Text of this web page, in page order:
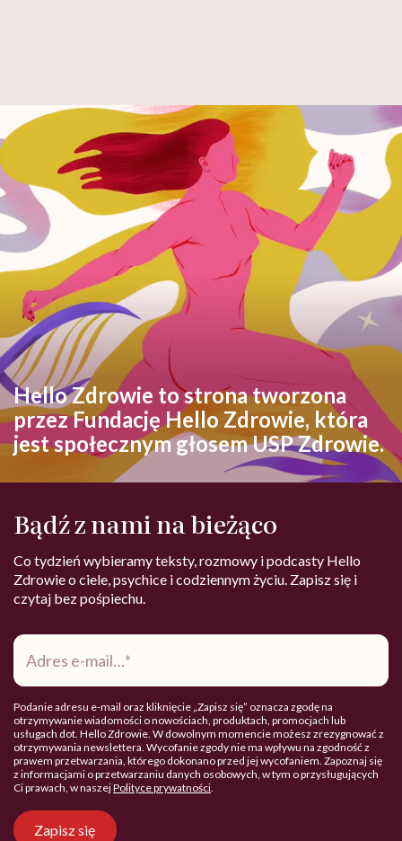
Hello Zdrowie to strona tworzona
przez Fundację Hello Zdrowie, która
jest społecznym głosem USP Zdrowie.
Bądź z nami na bieżąco
Co tydzień wybieramy teksty, rozmowy i podcasty Hello
Zdrowie o ciele, psychice i codziennym życiu. Zapisz się i
czytaj bez pośpiechu.
Adres
mail*
Podanie adresu e-mail oraz kliknięcie „Zapisz się” oznacza zgodę na
otrzymywanie wiadomości o nowościach, produktach, promocjach lub
usługach dot. Hello Zdrowie. W dowolnym momencie możesz zrezygnować z
otrzymywania newslettera. Wycofanie zgody nie ma wpływu na zgodność z
prawem przetwarzania, którego dokonano przed jej wycofaniem. Zapoznaj się
z informacjami o przetwarzaniu danych osobowych, w tym o przysługujących
Ci prawach, w naszejPolityce prywatności.
Zapisz się